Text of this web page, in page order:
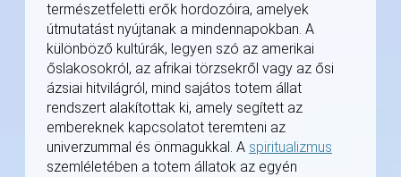
természetfeletti erők hordozóira, amelyek
útmutatást nyújtanak a mindennapokban. A
különböző kultúrák, legyen szó az amerikai
őslakosokról, az afrikai törzsekről vagy az ősi
ázsiai hitvilágról, mind sajátos totem állat
rendszert alakítottak ki, amely segített az
embereknek kapcsolatot teremteni az
univerzummal és önmagukkal. A spiritualizmus
szemléletében a totem állatok az egyén